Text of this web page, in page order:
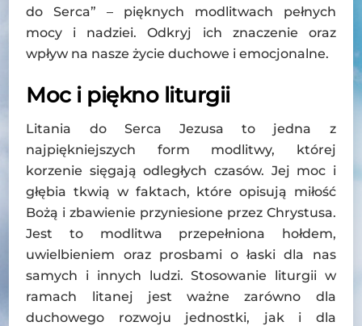
do Serca” – pięknych modlitwach pełnych
mocy i nadziei. Odkryj ich znaczenie oraz
wpływ na nasze życie duchowe i emocjonalne.
Moc i piękno liturgii
Litania do Serca Jezusa to jedna z
najpiękniejszych form modlitwy, której
korzenie sięgają odległych czasów. Jej moc i
głębia tkwią w faktach, które opisują miłość
Bożą i zbawienie przyniesione przez Chrystusa.
Jest to modlitwa przepełniona hołdem,
uwielbieniem oraz prosbami o łaski dla nas
samych i innych ludzi. Stosowanie liturgii w
ramach litanej jest ważne zarówno dla
duchowego rozwoju jednostki, jak i dla